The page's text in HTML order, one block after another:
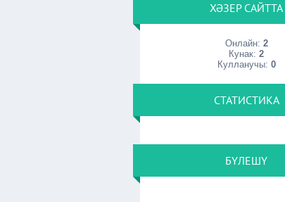
ХӘЗЕР САЙТТА
Онлайн: 2
Кунак:2
Кулланучы: 0
СТАТИСТИКА
БҮЛЕШҮ